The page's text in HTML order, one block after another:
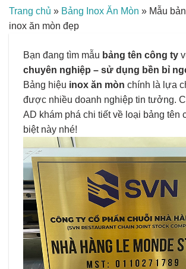
Trang chủ » Bảng Inox Ăn Mòn » Mẫu
inox ăn mòn đẹp
Bạn đang tìm mẫu bảng tên công ty
chuyên nghiệp – sử dụng bền bỉ
Bảng hiệu inox ăn mòn chính là lựa
được nhiều doanh nghiệp tin tưởng.
AD khám phá chi tiết về loại bảng tên
biệt này nhé!